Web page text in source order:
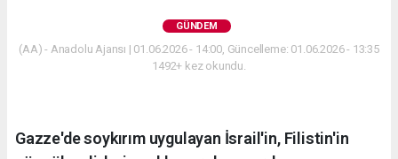
GÜNDEM
(AA) - Anadolu Ajansı | 01.06.2026 - 14:00, Güncelleme: 01.06.2026 - 13:35
1492+ kez okundu.
Gazze'de soykırım uygulayan İsrail'in, Filistin'in